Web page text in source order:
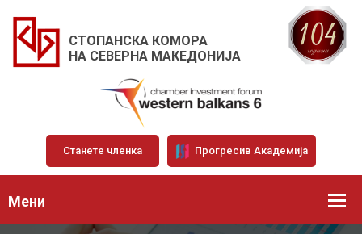
СТОПАНСКА КОМОРА
НА СЕВЕРНА МАКЕДОНИЈА
Станете членка Прогресив Академија
Мени